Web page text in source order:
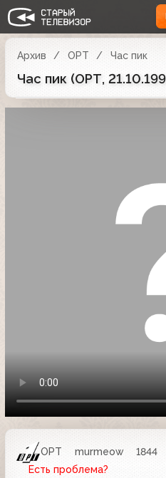
Архив ОРТ Час пик
Час пик (ОРТ,
ОРТ murmeow 1844
Есть проблема?